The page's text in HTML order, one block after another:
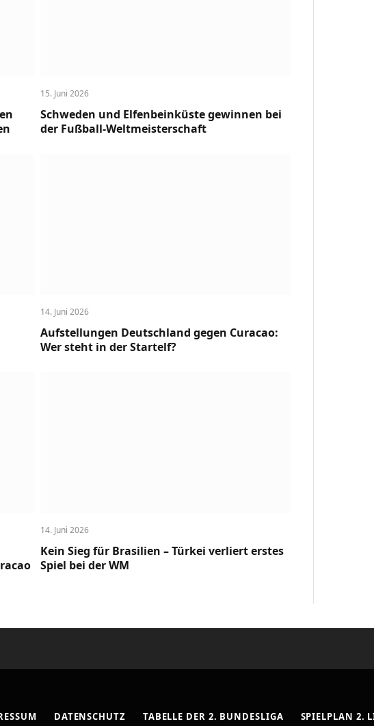
15. Juni 2026
Schweden und Elfenbeinküste gewinnen bei
der Fußball-Weltmeisterschaft
14. Juni 2026
Aufstellungen Deutschland gegen Curacao:
Wer steht in der Startelf?
14. Juni 2026
Kein Sieg für Brasilien – Türkei verliert erstes
Spiel bei der WM
DATENSCHUTZ TABELLE DER 2. BUNDESLIGA SPIELPLAN 2.